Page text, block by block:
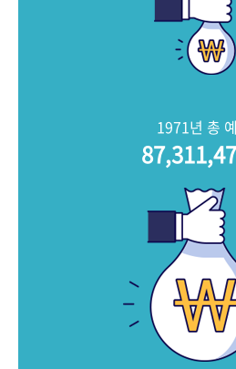
문서 기록물 행정
1971년 총